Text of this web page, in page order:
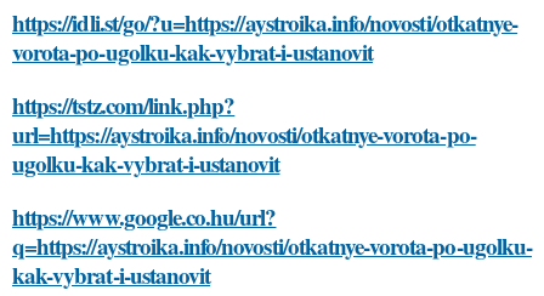
https://idli.st/go/?u=https://aystroika.info/novosti/otkatnye-
vorota-po-ugolku-kak-vybrat-i-ustanovit
https://tstz.com/link.php?
url=https://aystroika.info/novosti/otkatnye-vorota-po-
ugolku-kak-vybrat-i-ustanovit
https://www.google.co.hu/url?
q=https://aystroika.info/novosti/otkatnye-vorota-po-ugolku-
kak-vybrat-i-ustanovit